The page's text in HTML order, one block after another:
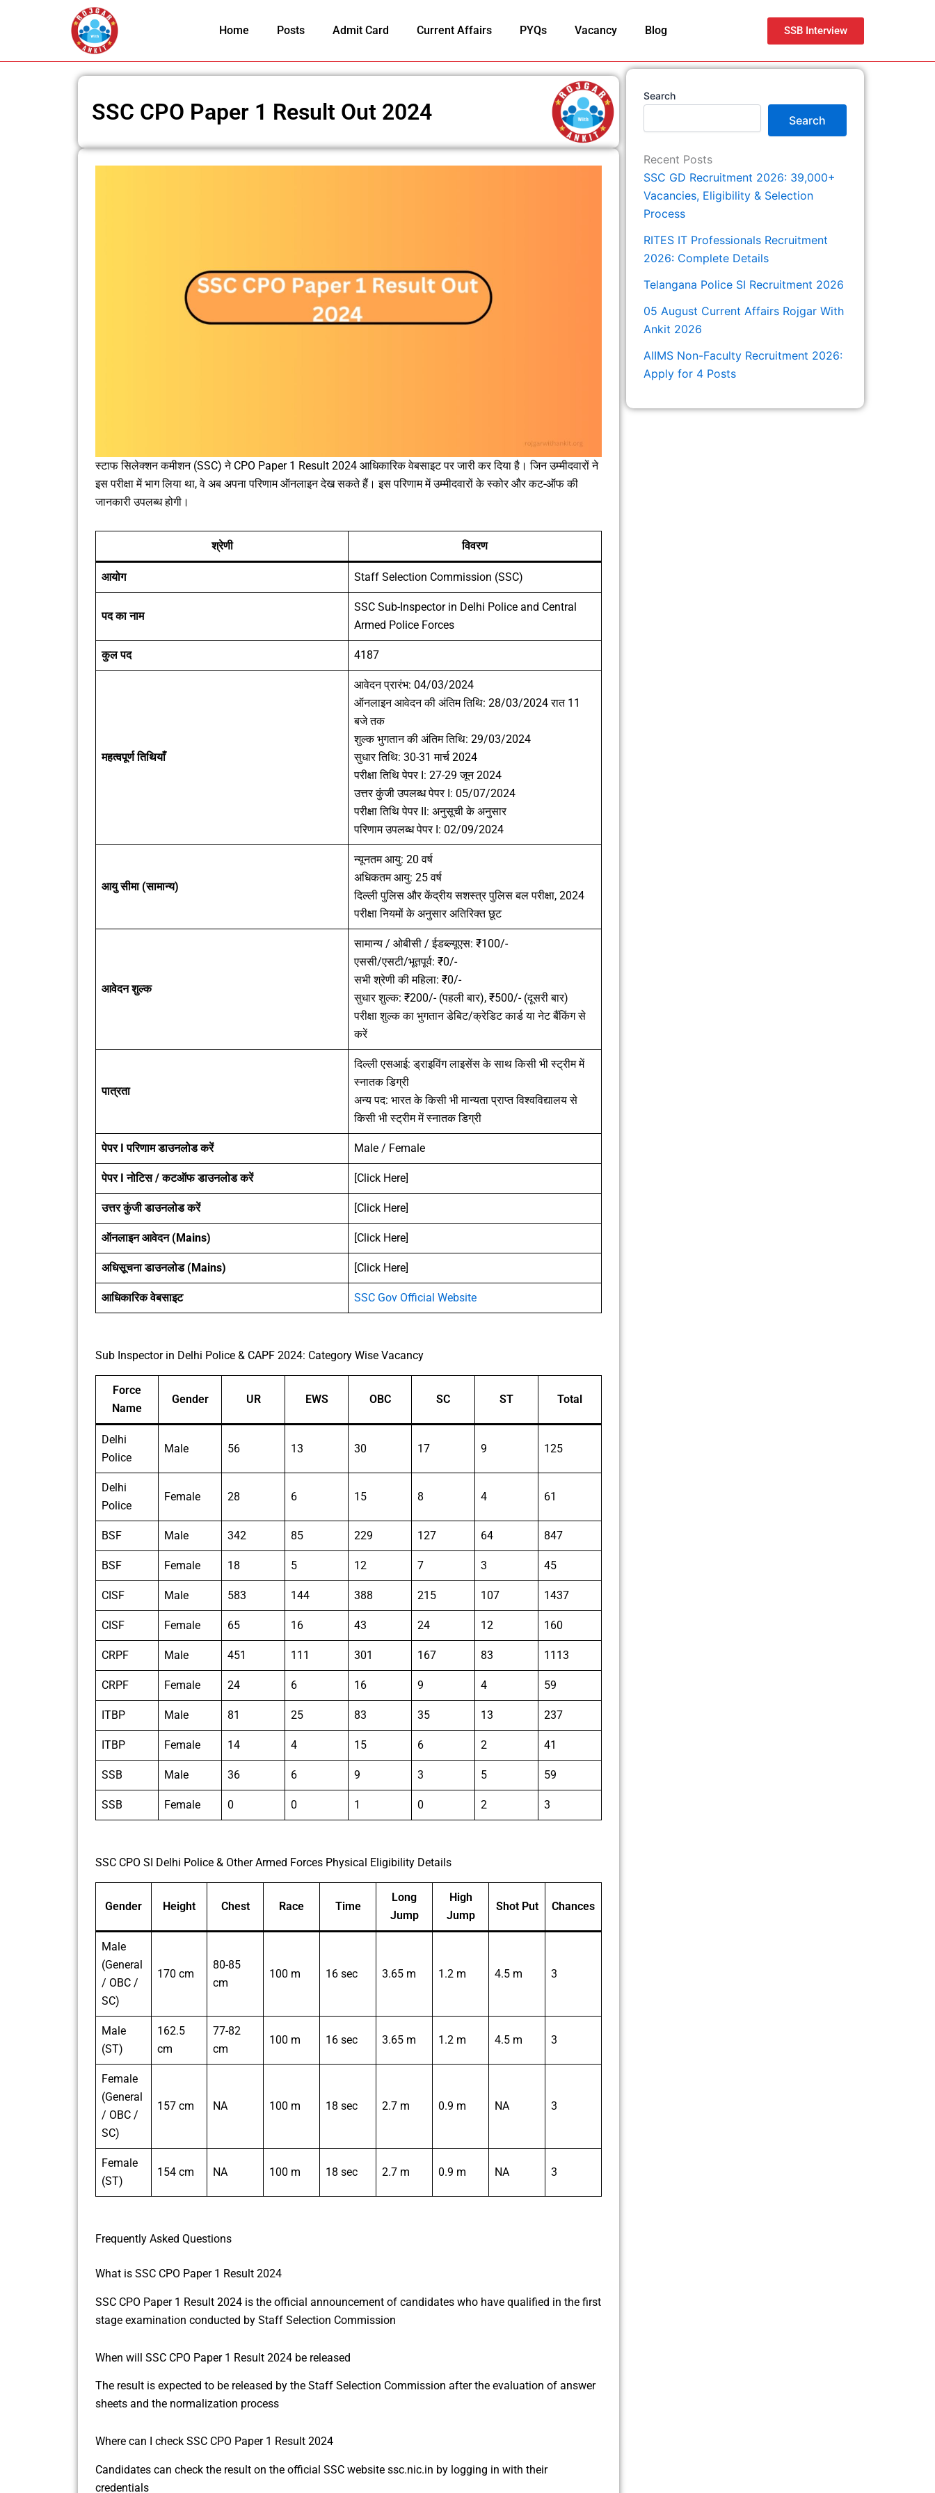
Home Posts Admit Card Current Affairs PYQs Vacancy Blog SSB Interview
SSC CPO Paper 1 Result Out 2024
स्टाफ सिलेक्शन कमीशन (SSC) ने CPO Paper 1 Result 2024 आधिकारिक वेबसाइट पर जारी कर दिया है। जिन उम्मीदवारों ने
इस परीक्षा में भाग लिया था, वे अब अपना परिणाम ऑनलाइन देख सकते हैं। इस परिणाम में उम्मीदवारों के स्कोर और कट-ऑफ की
जानकारी उपलब्ध होगी।
श्रेणी विवरण
आयोग Staff Selection Commission (SSC)
पद का नाम
SSC Sub-Inspector in Delhi Police and Central
Armed Police Forces
कुल पद 4187
महत्वपूर्ण तिथियाँ
आवेदन प्रारंभ: 04/03/2024
ऑनलाइन आवेदन की अंतिम तिथि: 28/03/2024 रात 11
बजे तक
शुल्क भुगतान की अंतिम तिथि: 29/03/2024
सुधार तिथि: 30-31 मार्च 2024
परीक्षा तिथि पेपर I: 27-29 जून 2024
उत्तर कुंजी उपलब्ध पेपर I: 05/07/2024
परीक्षा तिथि पेपर II: अनुसूची के अनुसार
परिणाम उपलब्ध पेपर I: 02/09/2024
आयु सीमा (सामान्य)
न्यूनतम आयु: 20 वर्ष
अधिकतम आयु: 25 वर्ष
दिल्ली पुलिस और केंद्रीय सशस्त्र पुलिस बल परीक्षा, 2024
परीक्षा नियमों के अनुसार अतिरिक्त छूट
आवेदन शुल्क
सामान्य / ओबीसी / ईडब्ल्यूएस: ₹100/-
एससी/एसटी/भूतपूर्व: ₹0/-
सभी श्रेणी की महिला: ₹0/-
सुधार शुल्क: ₹200/- (पहली बार), ₹500/- (दूसरी बार)
परीक्षा शुल्क का भुगतान डेबिट/क्रेडिट कार्ड या नेट बैंकिंग से
करें
पात्रता
दिल्ली एसआई: ड्राइविंग लाइसेंस के साथ किसी भी स्ट्रीम में
स्नातक डिग्री
अन्य पद: भारत के किसी भी मान्यता प्राप्त विश्वविद्यालय से
किसी भी स्ट्रीम में स्नातक डिग्री
पेपर I परिणाम डाउनलोड करें Male / Female
पेपर I नोटिस / कटऑफ डाउनलोड करें [Click Here]
उत्तर कुंजी डाउनलोड करें [Click Here]
ऑनलाइन आवेदन (Mains) [Click Here]
अधिसूचना डाउनलोड (Mains) [Click Here]
आधिकारिक वेबसाइट SSC Gov Official Website
Sub Inspector in Delhi Police & CAPF 2024: Category Wise Vacancy
Force
Name
Gender UR EWS OBC SC ST Total
Delhi
Police
Male 56 13 30 17 9 125
Delhi
Police
Female 28 6 15 8 4 61
BSF Male 342 85 229 127 64 847
BSF Female 18 5 12 7 3 45
CISF Male 583 144 388 215 107 1437
CISF Female 65 16 43 24 12 160
CRPF Male 451 111 301 167 83 1113
CRPF Female 24 6 16 9 4 59
ITBP Male 81 25 83 35 13 237
ITBP Female 14 4 15 6 2 41
SSB Male 36 6 9 3 5 59
SSB Female 0 0 1 0 2 3
SSC CPO SI Delhi Police & Other Armed Forces Physical Eligibility Details
Gender Height Chest Race Time
Long
Jump
High
Jump
Shot Put Chances
Male
(General
/ OBC /
SC)
170 cm
80-85
cm
100 m 16 sec 3.65 m 1.2 m 4.5 m 3
Male
(ST)
162.5
cm
77-82
cm
100 m 16 sec 3.65 m 1.2 m 4.5 m 3
Female
(General
/ OBC /
SC)
157 cm NA 100 m 18 sec 2.7 m 0.9 m NA 3
Female
(ST)
154 cm NA 100 m 18 sec 2.7 m 0.9 m NA 3
Frequently Asked Questions
What is SSC CPO Paper 1 Result 2024
SSC CPO Paper 1 Result 2024 is the official announcement of candidates who have qualified in the first
stage examination conducted by Staff Selection Commission
When will SSC CPO Paper 1 Result 2024 be released
The result is expected to be released by the Staff Selection Commission after the evaluation of answer
sheets and the normalization process
Where can I check SSC CPO Paper 1 Result 2024
Candidates can check the result on the official SSC website ssc.nic.in by logging in with their
credentials
Search
Search
Recent Posts
SSC GD Recruitment 2026: 39,000+
Vacancies, Eligibility & Selection
Process
RITES IT Professionals Recruitment
2026: Complete Details
Telangana Police SI Recruitment 2026
05 August Current Affairs Rojgar With
Ankit 2026
AIIMS Non-Faculty Recruitment 2026:
Apply for 4 Posts